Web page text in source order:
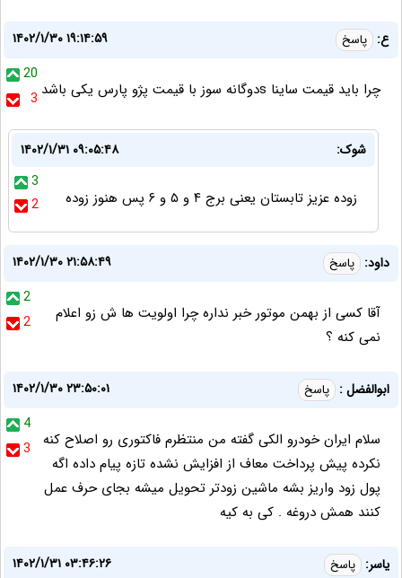
ع: پاسخ
۱۴۰۲/۱/۳۰ ۱۹:۱۴:۵۹
20
3
چرا باید قیمت ساینا sدوگانه سوز با قیمت پژو پارس یکی باشد
شوک:
۱۴۰۲/۱/۳۱ ۰۹:۰۵:۴۸
3
2
زوده عزیز تابستان یعنی برج ۴ و ۵ و ۶ پس هنوز زوده
داود: پاسخ
۱۴۰۲/۱/۳۰ ۲۱:۵۸:۴۹
2
2
آقا کسی از بهمن موتور خبر نداره چرا اولویت ها ش زو اعلام
نمی کنه ؟
ابوالفضل : پاسخ
۱۴۰۲/۱/۳۰ ۲۳:۵۰:۰۱
4
3
سلام ایران خودرو الکی گفته من منتظرم فاکتوری رو اصلاح کنه
نکرده پیش پرداخت معاف از افزایش نشده تازه پیام داده اگه
پول زود واریز بشه ماشین زودتر تحویل میشه بجای حرف عمل
کنند همش دروغه . کی به کیه
یاسر: پاسخ
۱۴۰۲/۱/۳۱ ۰۳:۴۶:۲۶